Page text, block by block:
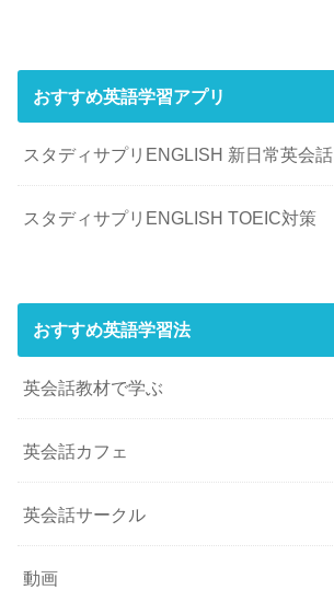
おすすめ英語学習アプリ
スタディサプリENGLISH 新日常英会話
スタディサプリENGLISH TOEIC対策
おすすめ英語学習法
英会話教材で学ぶ
英会話カフェ
英会話サークル
動画